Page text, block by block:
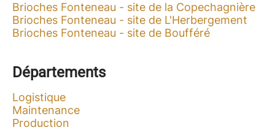
Brioches Fonteneau - site de la Copechagnière
Brioches Fonteneau - site de L'Herbergement
Brioches Fonteneau - site de Boufféré
Départements
Logistique
Maintenance
Production